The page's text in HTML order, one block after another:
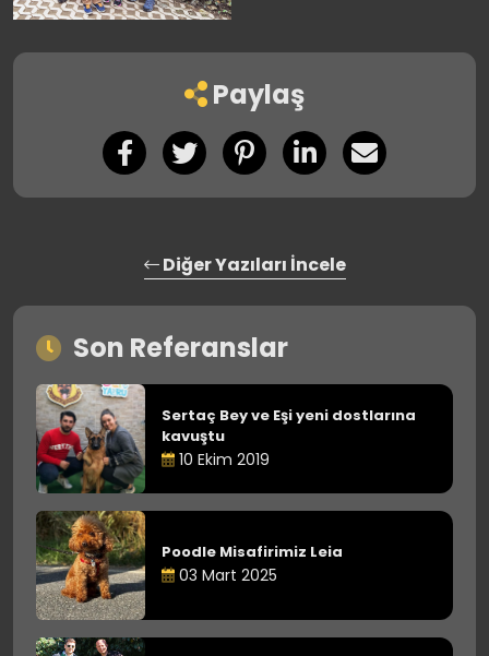
Paylaş
Diğer Yazıları İncele
Son Referanslar
Sertaç Bey ve Eşi yeni dostlarına
kavuştu
10 Ekim 2019
Poodle Misafirimiz Leia
03 Mart 2025